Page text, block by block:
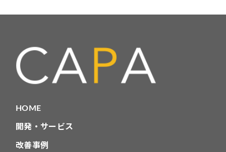
ー
シ
ンHOME
開発・サービス
改善事例